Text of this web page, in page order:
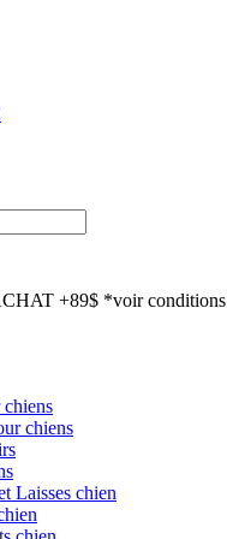
+89$ *voir conditions
chiens
Laisses chien